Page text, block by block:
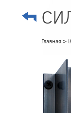
Главная >